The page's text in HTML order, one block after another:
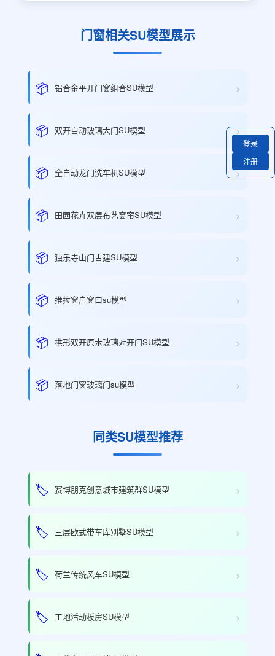
门窗相关SU模型展示
📦 铝合金平开门窗组合SU模型 ›
📦 双开自动玻璃大门SU模型 ›
📦 全自动龙门洗车机SU模型 ›
📦 田园花卉双层布艺窗帘SU模型 ›
📦 独乐寺山门古建SU模型 ›
📦 推拉窗户窗口su模型 ›
📦 拱形双开原木玻璃对开门SU模型 ›
📦 落地门窗玻璃门su模型 ›
同类SU模型推荐
🏷️ 赛博朋克创意城市建筑群SU模型 ›
🏷️ 三层欧式带车库别墅SU模型 ›
🏷️ 荷兰传统风车SU模型 ›
🏷️ 工地活动板房SU模型 ›
登录
注册